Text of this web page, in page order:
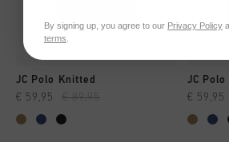
JC Polo Knitted
€ 59,95 € 89,95
JC
€ 59,95
By signing up, you agree to our Privacy Policy
terms